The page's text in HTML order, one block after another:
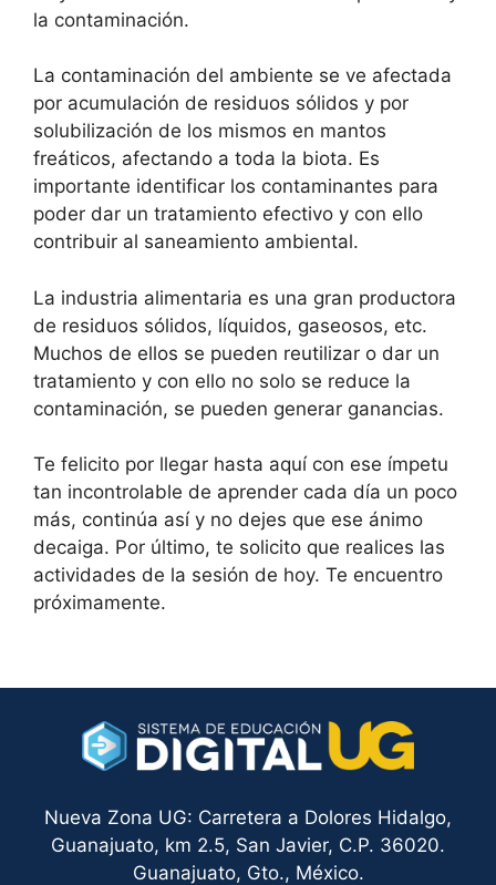
la contaminación.
La contaminación del ambiente se ve afectada
por acumulación de residuos sólidos y por
solubilización de los mismos en mantos
freáticos, afectando a toda la biota. Es
importante identificar los contaminantes para
poder dar un tratamiento efectivo y con ello
contribuir al saneamiento ambiental.
La industria alimentaria es una gran productora
de residuos sólidos, líquidos, gaseosos, etc.
Muchos de ellos se pueden reutilizar o dar un
tratamiento y con ello no solo se reduce la
contaminación, se pueden generar ganancias.
Te felicito por llegar hasta aquí con ese ímpetu
tan incontrolable de aprender cada día un poco
más, continúa así y no dejes que ese ánimo
decaiga. Por último, te solicito que realices las
actividades de la sesión de hoy. Te encuentro
próximamente.
Nueva Zona UG: Carretera a Dolores Hidalgo,
Guanajuato, km 2.5, San Javier, C.P. 36020.
Guanajuato, Gto., México.